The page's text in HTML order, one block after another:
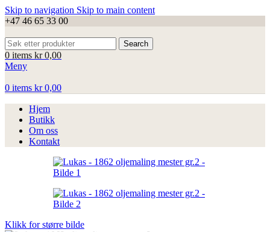
Skip to navigation Skip to main content
+47 46 65 33 00
Search
0 items kr0,00
Meny
0 items kr0,00
Hjem
Butikk
Om oss
Kontakt
Klikk for større bilde